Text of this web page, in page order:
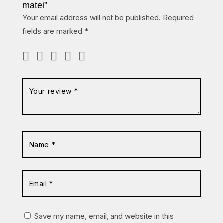
matei”
Your email address will not be published. Required
fields are marked *
Save my name, email, and website in this